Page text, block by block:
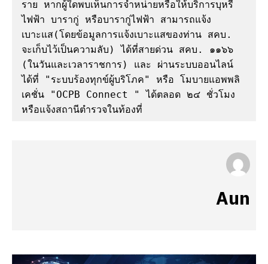
ราย หากผู้ใดพบเห็นการจำหน่ายหรือให้บริการบุหรี่
ไฟฟ้า บารากู่ หรือบารากู่ไฟฟ้า สามารถแจ้ง
เบาะแส(โดยข้อมูลการแจ้งเบาะแสของท่าน สคบ.
จะเก็บไว้เป็นความลับ) ได้ที่สายด่วน สคบ. ๑๑๖๖
(ในวันและเวลาราชการ) และ ผ่านระบบออนไลน์
ได้ที่ "ระบบร้องทุกข์ผู้บริโภค" หรือ โมบายแอพพลิ
เคชั่น "OCPB Connect " ได้ตลอด ๒๔ ชั่วโมง
หรือแจ้งสถานีตำรวจในท้องที่
Aun